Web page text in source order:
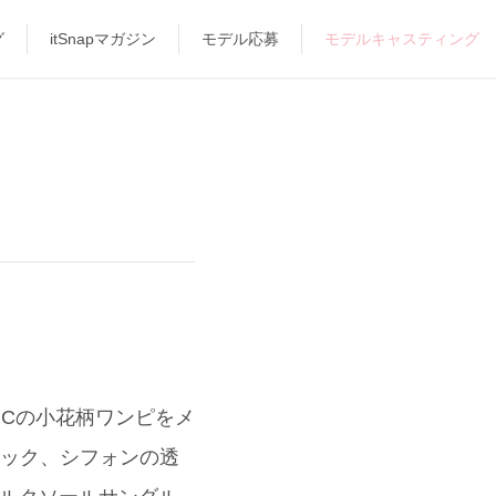
itSnapマガジン モデル応募 モデルキャスティング
の小花柄ワンピをメ
ク、シフォンの透